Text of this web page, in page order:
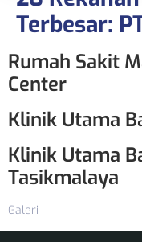
Terbesar:
Rumah Sakit
Center
Klinik Utama
Klinik Utama
Tasikmalaya
Galeri